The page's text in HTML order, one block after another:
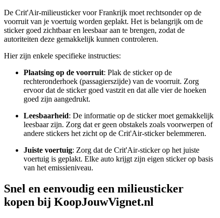
De Crit'Air-milieusticker voor Frankrijk moet rechtsonder op de
voorruit van je voertuig worden geplakt. Het is belangrijk om de
sticker goed zichtbaar en leesbaar aan te brengen, zodat de
autoriteiten deze gemakkelijk kunnen controleren.
Hier zijn enkele specifieke instructies:
Plaatsing op de voorruit: Plak de sticker op de
rechteronderhoek (passagierszijde) van de voorruit. Zorg
ervoor dat de sticker goed vastzit en dat alle vier de hoeken
goed zijn aangedrukt.
Leesbaarheid: De informatie op de sticker moet gemakkelijk
leesbaar zijn. Zorg dat er geen obstakels zoals voorwerpen of
andere stickers het zicht op de Crit'Air-sticker belemmeren.
Juiste voertuig: Zorg dat de Crit'Air-sticker op het juiste
voertuig is geplakt. Elke auto krijgt zijn eigen sticker op basis
van het emissieniveau.
Snel en eenvoudig een milieusticker
kopen bij KoopJouwVignet.nl